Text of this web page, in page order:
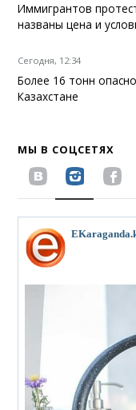
Иммигрантов
названы цена и
Сегодня, 12:34
Более 16 тонн
Казахстане
МЫ В СОЦСЕТЯХ